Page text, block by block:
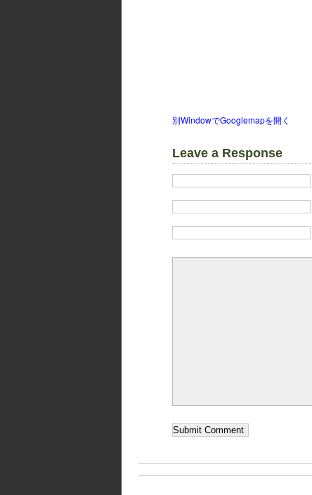
別WindowでGooglemapを開く
Leave a Response